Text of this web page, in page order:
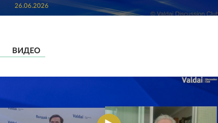
26.06.2026
ВИДЕО